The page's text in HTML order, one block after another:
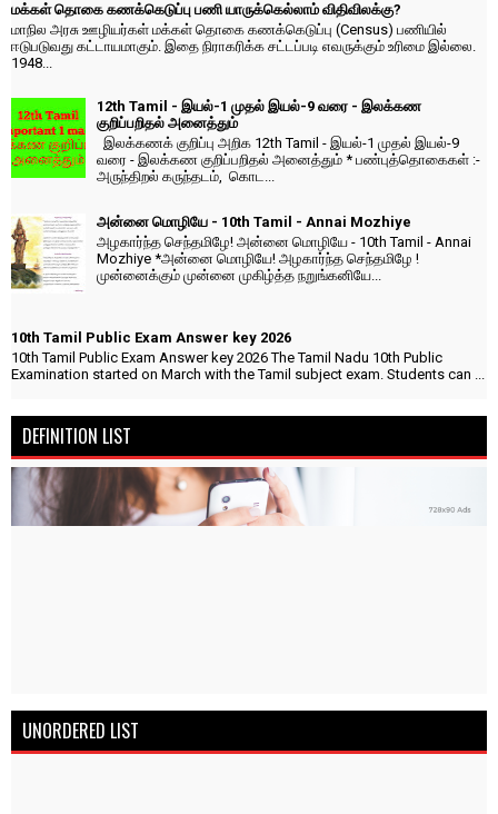
மக்கள் தொகை கணக்கெடுப்பு பணி யாருக்கெல்லாம் விதிவிலக்கு?
மாநில அரசு ஊழியர்கள் மக்கள் தொகை கணக்கெடுப்பு (Census) பணியில்
ஈடுபடுவது கட்டாயமாகும். இதை நிராகரிக்க சட்டப்படி எவருக்கும் உரிமை இல்லை.
1948...
12th Tamil - இயல்-1 முதல் இயல்-9 வரை - இலக்கண
குறிப்பறிதல் அனைத்தும்
இலக்கணக் குறிப்பு அறிக 12th Tamil - இயல்-1 முதல் இயல்-9
வரை - இலக்கண குறிப்பறிதல் அனைத்தும் * பண்புத்தொகைகள் :-
அருந்திறல் கருந்தடம், கொட...
அன்னை மொழியே - 10th Tamil - Annai Mozhiye
அழகார்ந்த செந்தமிழே! அன்னை மொழியே - 10th Tamil - Annai
Mozhiye *அன்னை மொழியே! அழகார்ந்த செந்தமிழே !
முன்னைக்கும் முன்னை முகிழ்த்த நறுங்கனியே...
10th Tamil Public Exam Answer key 2026
10th Tamil Public Exam Answer key 2026 The Tamil Nadu 10th Public
Examination started on March with the Tamil subject exam. Students can ...
DEFINITION LIST
UNORDERED LIST